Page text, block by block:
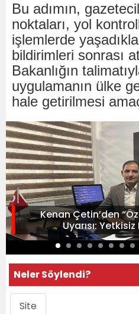
Bu adımın,
noktaları, yol
işlemlerde
bildirimleri sonrası
Bakanlığın
uygulamanın ülke
hale getirilmesi
Kenan Çetin’den
Uyarısı:
Neler Söylendi?
Site